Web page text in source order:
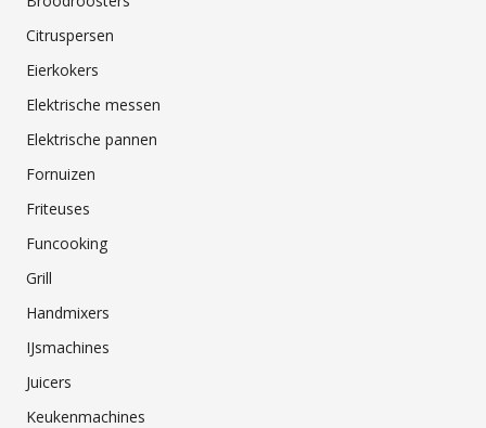
Citruspersen
Eierkokers
Elektrische messen
Elektrische pannen
Fornuizen
Friteuses
Funcooking
Grill
Handmixers
IJsmachines
Juicers
Keukenmachines